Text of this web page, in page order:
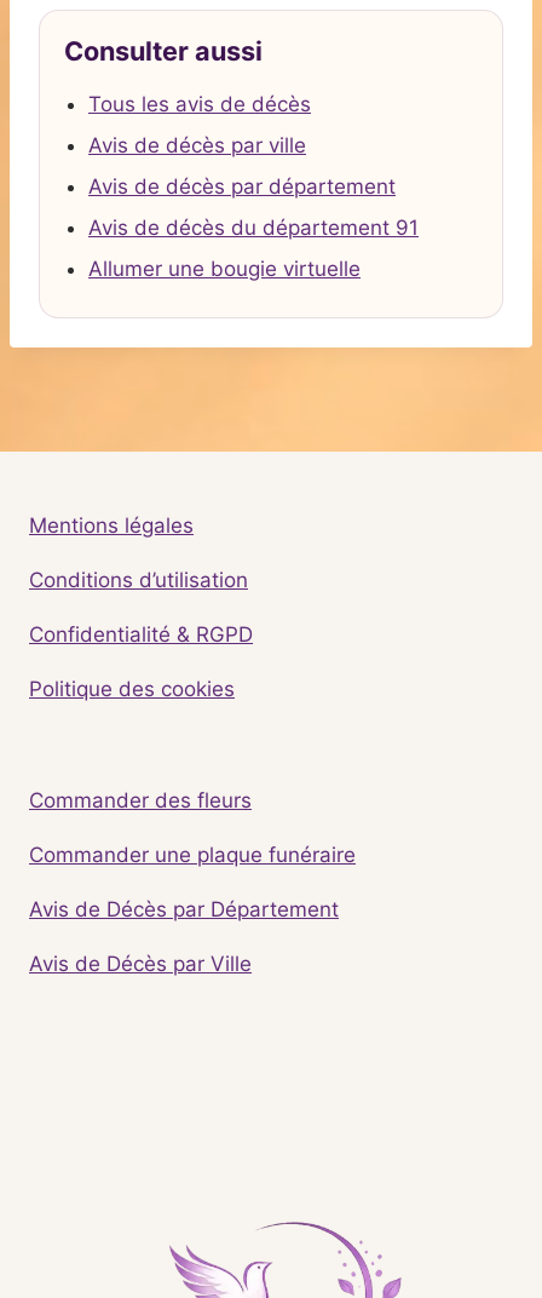
Consulter aussi
Tous les avis de décès
Avis de décès par ville
Avis de décès par département
Avis de décès du département 91
Allumer une bougie virtuelle
Mentions légales
Conditions d’utilisation
Confidentialité & RGPD
Politique des cookies
Commander des fleurs
Commander une plaque funéraire
Avis de Décès par Département
Avis de Décès par Ville